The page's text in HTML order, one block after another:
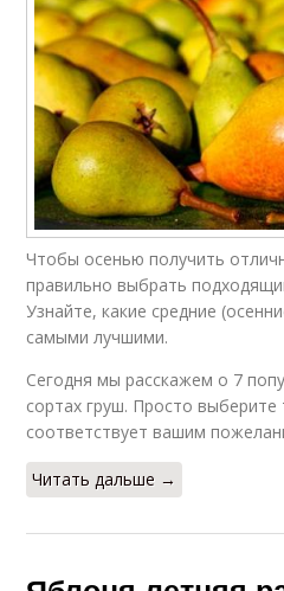
Чтобы осенью получить
правильно выбрать
Узнайте, какие средние
самыми лучшими.
Сегодня мы расскажем о 7
сортах груш. Просто
соответствует вашим
Читать дальше →